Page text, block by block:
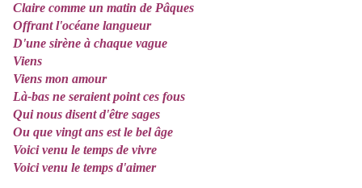
Claire comme un matin de Pâques
Offrant l'océane langueur
D'une sirène à chaque vague
Viens
Viens mon amour
Là-bas ne seraient point ces fous
Qui nous disent d'être sages
Ou que vingt ans est le bel âge
Voici venu le temps de vivre
Voici venu le temps d'aimer